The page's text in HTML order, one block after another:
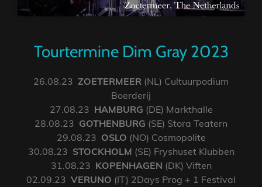
Tourtermine Dim Gray 2023
26.08.23 ZOETERMEER (NL) Cultuurpodium
Boerderij
27.08.23 HAMBURG (DE) Markthalle
28.08.23 GOTHENBURG (SE) Stora Teatern
29.08.23 OSLO (NO) Cosmopolite
30.08.23 STOCKHOLM (SE) Fryshuset Klubben
31.08.23 KOPENHAGEN (DK) Viften
02.09.23 VERUNO (IT) 2Days Prog + 1 Festival